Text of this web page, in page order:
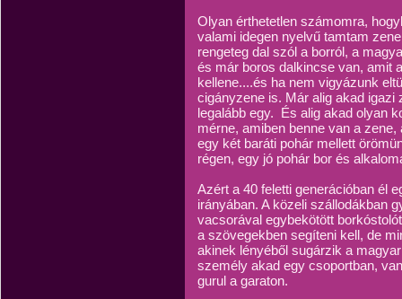
Olyan érthetetlen számomra,
valami idegen nyelvű tamtam
rengeteg dal szól a borról, a
és már boros dalkincse van, amit
kellene....és ha nem vigyázunk
cigányzene is. Már alig akad igazi
legalább egy. És alig akad olyan
mérne, amiben benne van a
egy két baráti pohár mellett
régen, egy jó pohár bor és
Azért a 40 feletti generációban él
irányában. A közeli szállodákban
vacsorával egybekötött
a szövegekben segíteni kell, de
akinek lényéből sugárzik a
személy akad egy csoportban,
gurul a garaton.